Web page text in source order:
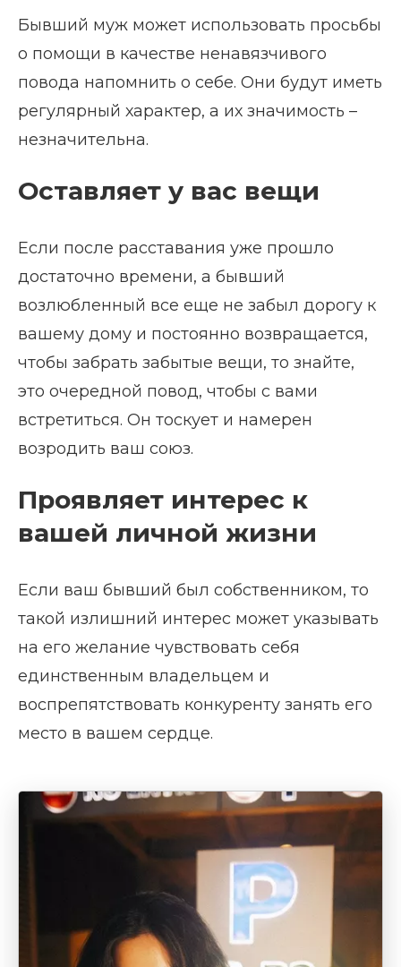
Бывший муж может использовать просьбы
о помощи в качестве ненавязчивого
повода напомнить о себе. Они будут иметь
регулярный характер, а их значимость –
незначительна.
Оставляет у вас вещи
Если после расставания уже прошло
достаточно времени, а бывший
возлюбленный все еще не забыл дорогу к
вашему дому и постоянно возвращается,
чтобы забрать забытые вещи, то знайте,
это очередной повод, чтобы с вами
встретиться. Он тоскует и намерен
возродить ваш союз.
Проявляет интерес к
вашей личной жизни
Если ваш бывший был собственником, то
такой излишний интерес может указывать
на его желание чувствовать себя
единственным владельцем и
воспрепятствовать конкуренту занять его
место в вашем сердце.